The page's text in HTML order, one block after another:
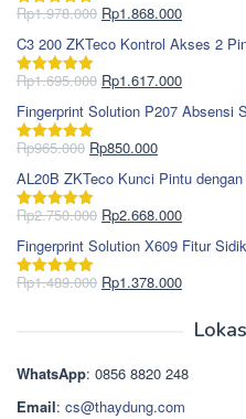
Dinilai5.00
Rp1.978.000 Harga
aslinya
adalah:
Rp1.978.000.
Rp1.868.000Harga
saat
ini
adalah:
C3 200 ZKTeco Kontrol Akses 2
Dinilai5.00
Rp1.695.000 Harga
aslinya
adalah:
Rp1.695.000.
Rp1.617.000Harga
saat
ini
Fingerprint Solution P207 Absensi
Dinilai5.00
Rp965.000 Harga
aslinya
adalah:
Rp965.000.
Rp850.000Harga
saat
ini
adalah:
AL20B ZKTeco Kunci Pintu
Dinilai5.00
Rp2.750.000 Harga
aslinya
adalah:
Rp2.750.000.
Rp2.668.000Harga
saat
ini
adalah:
Fingerprint Solution X609 Fitur
Dinilai5.00
Rp1.489.000 Harga
Rp1.378.000Harga
WhatsApp: 0856 8820 248
Email: cs@thaydung.com